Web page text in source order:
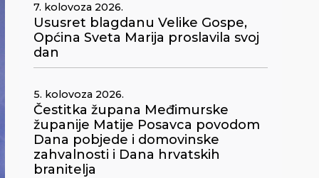
7. kolovoza 2026.
Ususret blagdanu Velike Gospe,
Općina Sveta Marija proslavila svoj
dan
5. kolovoza 2026.
Čestitka župana Međimurske
županije Matije Posavca povodom
Dana pobjede i domovinske
zahvalnosti i Dana hrvatskih
branitelja